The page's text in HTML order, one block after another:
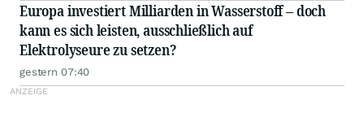
Europa investiert Milliarden in Wasserstoff – doch
kann es sich leisten, ausschließlich auf
Elektrolyseure zu setzen?
gestern 07:40